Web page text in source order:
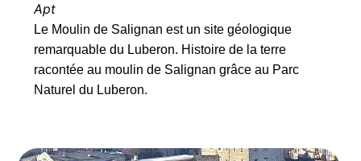
Apt
Le Moulin de Salignan est un site géologique
remarquable du Luberon. Histoire de la terre
racontée au moulin de Salignan grâce au Parc
Naturel du Luberon.